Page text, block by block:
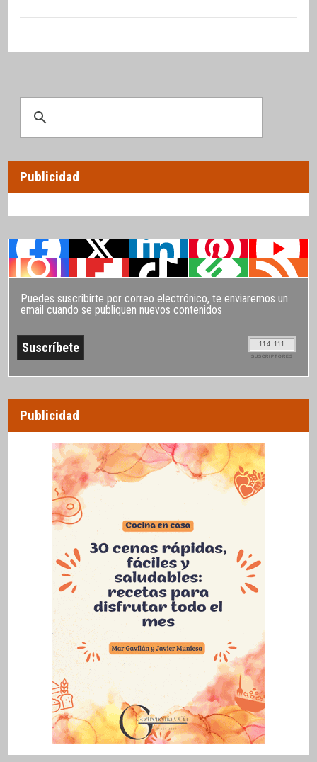
Publicidad
Puedes suscribirte por correo electrónico, te enviaremos un
email cuando se publiquen nuevos contenidos
114.111
SUSCRIPTORES
Publicidad